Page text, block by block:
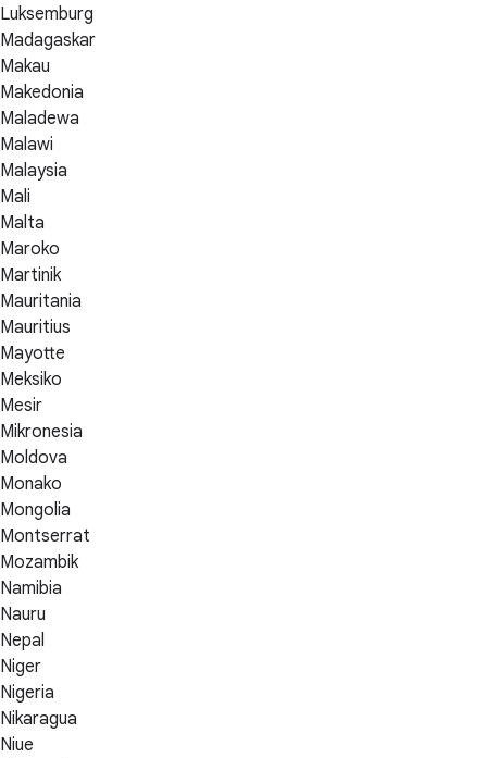
Luksemburg
Madagaskar
Makau
Makedonia
Maladewa
Malawi
Malaysia
Mali
Malta
Maroko
Martinik
Mauritania
Mauritius
Mayotte
Meksiko
Mesir
Mikronesia
Moldova
Monako
Mongolia
Montserrat
Mozambik
Namibia
Nauru
Nepal
Niger
Nigeria
Nikaragua
Niue